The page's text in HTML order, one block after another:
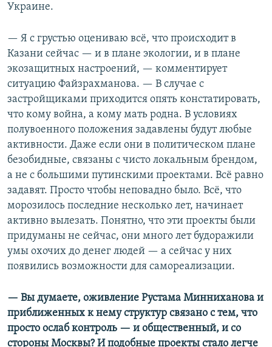
Украине.
— Я с грустью оцениваю всё, что происходит в
Казани сейчас — и в плане экологии, и в плане
экозащитных настроений, — комментирует
ситуацию Файзрахманова. — В случае с
застройщиками приходится опять констатировать,
что кому война, а кому мать родна. В условиях
полувоенного положения задавлены будут любые
активности. Даже если они в политическом плане
безобидные, связаны с чисто локальным брендом,
а не с большими путинскими проектами. Всё равно
задавят. Просто чтобы неповадно было. Всё, что
морозилось последние несколько лет, начинает
активно вылезать. Понятно, что эти проекты были
придуманы не сейчас, они много лет будоражили
умы охочих до денег людей — а сейчас у них
появились возможности для самореализации.
— Вы думаете, оживление Рустама Минниханова и
приближенных к нему структур связано с тем, что
просто ослаб контроль — и общественный, и со
стороны Москвы? И подобные проекты стало легче